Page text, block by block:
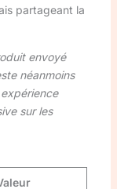
partageant la
envoyé
néanmoins
sur les